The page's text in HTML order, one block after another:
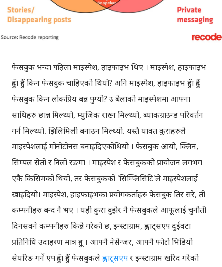
फेसबुक भन्दा पहिला माइस्पेश, हाइफाइभ थिए । माइस्पेश, हाइफाइभ
हुँदा हुँदै किन फेसबुक चाहिएको थियो? अनि माइस्पेश, हाइफाइभ हुँदा हुँदै
फेसबुक किन लोकप्रिय बन्न पुग्यो? उ बेलाको माइस्पेशमा आफ्ना
साथिहरु छान्न मिल्थ्यो, म्युजिक राख्न मिल्थ्यो, ब्याकग्राउन्ड परिवर्तन
गर्न मिल्थ्यो, झिलिमिली बनाउन मिल्थ्यो, यस्तै यावत कुराहरुले
माइस्पेशलाई मोनोटोनस बनाइदिएकोथियो । फेसबुक आयो, क्लिन,
सिम्पल सेतो र निलो रङमा । माइस्पेश र फेसबुकको प्रायोजन लगभग
एकै किसिमको थियो, तर फेसबुकको 'सिम्प्लिसिटि'ले माइस्पेशलाई
खाइदियो। माइस्पेश, हाइफाइभका प्रयोगकर्ताहरु फेसबुक तिर सरे, ती
कम्पनीहरु बन्द नै भए । यही कुरा बुझेर नै फेसबुकले आफूलाई चुनौती
दिनसक्ने कम्पनीहरु किन्ने गरेको छ, इन्स्टाग्राम, ह्वाट्सएप दुईवटा
प्रतिनिधि उदाहरण मात्र हुन् । आफ्नै मेसेन्जर, आफ्नै फोटो भिडियो
सेयरिङ गर्ने एप हुँदा हुँदै फेसबुकलेह्वाट्सएपर इन्स्टाग्राम खरिद गरेको